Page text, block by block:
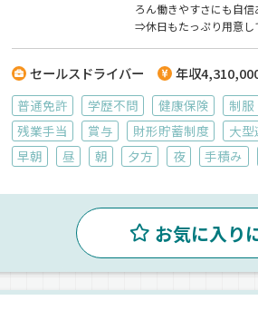
ろん働きやすさにも自
⇒休日もたっぷり用意し
セールスドライバー 年収
普通免許 学歴不問 健康保険 制服
残業手当
賞与 財形貯蓄制度 大
早朝
昼 朝 夕方 夜 手積み
お気に入り